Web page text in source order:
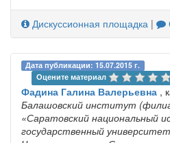
Дискуссионная площадка |
Дата публикации: 15.07.2015 г.
Оцените материал
Фадина Галина Валерьевна ,
Балашовский институт
«Саратовский национальный
государственный